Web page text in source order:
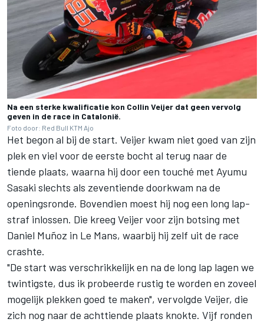
Na een sterke kwalificatie kon Collin Veijer dat geen vervolg
geven in de race in Catalonië.
Foto door: Red Bull KTM Ajo
Het begon al bij de start. Veijer kwam niet goed van zijn
plek en viel voor de eerste bocht al terug naar de
tiende plaats, waarna hij door een touché met Ayumu
Sasaki slechts als zeventiende doorkwam na de
openingsronde. Bovendien moest hij nog een long lap-
straf inlossen. Die kreeg Veijer voor zijn botsing met
Daniel Muñoz in Le Mans, waarbij hij zelf uit de race
crashte.
"De start was verschrikkelijk en na de long lap lagen we
twintigste, dus ik probeerde rustig te worden en zoveel
mogelijk plekken goed te maken", vervolgde Veijer, die
zich nog naar de achttiende plaats knokte. Vijf ronden